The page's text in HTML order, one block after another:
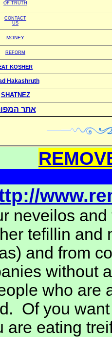
OF TRUTH
CONTACT
US
MONEY
REFORM
KOSHER
Hakashruth
SHATNEZ
אתר
neveilos
tefillin and
and from
without
who are
Of you
are eating